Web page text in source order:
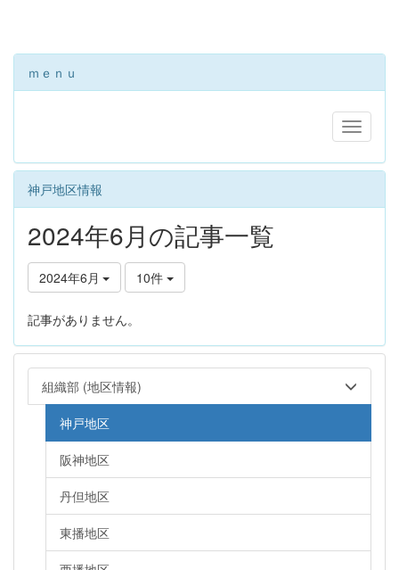
ｍｅｎｕ
神戸地区情報
2024年6月の記事一覧
2024年6月 10件
記事がありません。
組織部 (地区情報)
神戸地区
阪神地区
丹但地区
東播地区